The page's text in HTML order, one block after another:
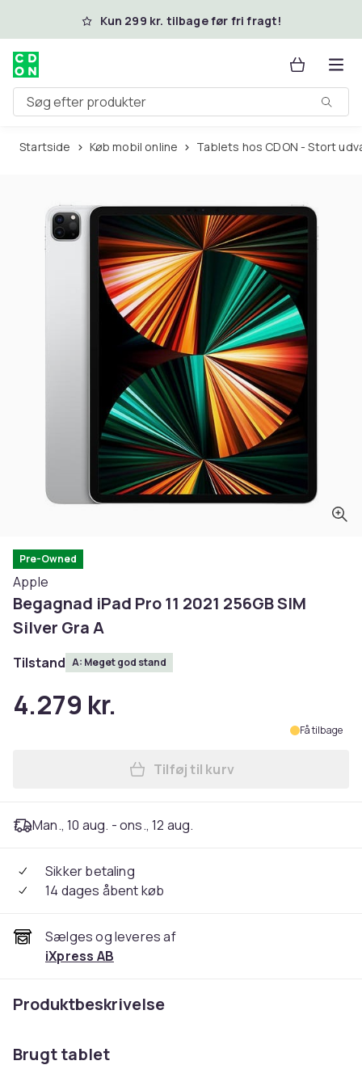
Spring til hovedindhold
Kun 299 kr. tilbage før fri fragt!
Søg efter produkter
Startside Køb mobil online Tablets hos CDON - Stort
Pre-Owned
Apple
Begagnad iPad Pro 11 2021 256GB SIM
Silver Gra A
Tilstand A: Meget god stand
4.279 kr.
Få tilbage
Læg Begagnad iPad Pro 11
Tilføj til kurv
Man., 10 aug. - ons., 12 aug.
Sikker betaling
14 dages åbent køb
Sælges og leveres af
iXpress AB
Produktbeskrivelse
Brugt tablet